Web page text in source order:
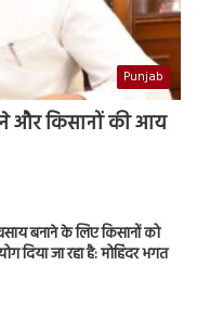
Punjab
और किसानों की आय
बनाने के लिए किसानों को
दिया जा रहा है: मोहिंदर भगत